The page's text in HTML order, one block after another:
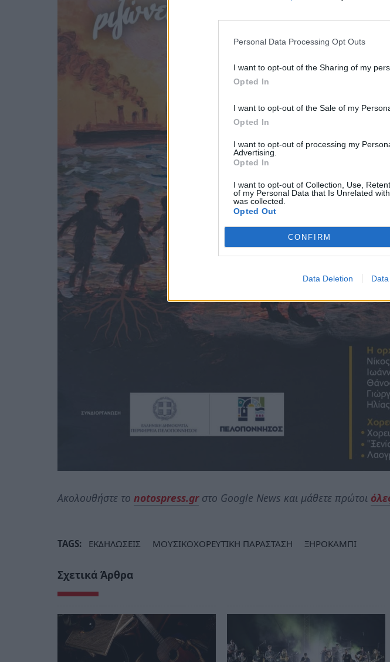
Personal Data Processing Opt Outs
I want to opt-out of the Sharing of my
Opted In
I want to opt-out of the Sale of my
Opted In
I want to opt-out of processing my
Advertising.
Opted In
I want to opt-out of Collection, Use,
of my Personal Data that Is Unrelated
was collected.
Opted Out
CONFIRM
Data Deletion
Ακολουθήστε το notospress.grστο Google News και μάθετε πρώτοι
TAGS: ΕΚΔΗΛΩΣΕΙΣ ΜΟΥΣΙΚΟΧΟΡΕΥΤΙΚΗ ΠΑΡΑΣΤΑΣΗ ΞΗΡΟΚΑΜΠΙ
Σχετικά Άρθρα